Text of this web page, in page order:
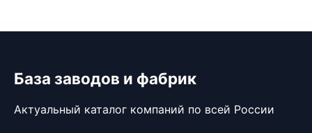
База заводов и фабрик
Актуальный каталог компаний по всей России